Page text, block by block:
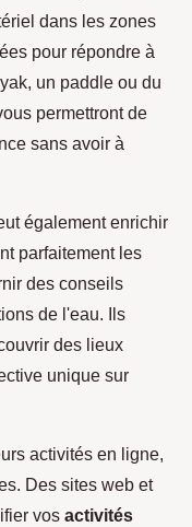
dans les zones
pour répondre à
un paddle ou du
permettront de
sans avoir à
également enrichir
parfaitement les
des conseils
de l'eau. Ils
des lieux
unique sur
activités en ligne,
Des sites web et
vos activités